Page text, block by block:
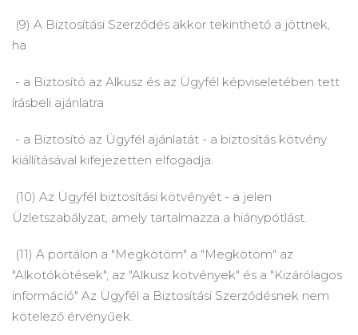
(9) A Biztosítási Szerződés akkor tekinthető a jöttnek,
ha
- a Biztosító az Alkusz és az Ügyfél képviseletében tett
írásbeli ajánlatra
- a Biztosító az Ügyfél ajánlatát - a biztosítás kötvény
kiállításával kifejezetten elfogadja.
(10) Az Ügyfél biztosítási kötvényét - a jelen
Üzletszabályzat, amely tartalmazza a hiánypótlást.
(11) A portálon a "Megkötöm" a "Megkötöm" az
"Alkotókötések", az "Alkusz kötvények" és a "Kizárólagos
információ" Az Ügyfél a Biztosítási Szerződésnek nem
kötelező érvényűek.